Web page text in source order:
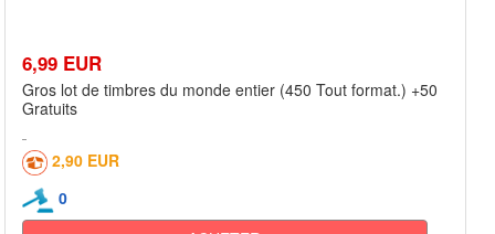
6,99 EUR
Gros lot de timbres du monde entier (450 Tout format.) +50
Gratuits
2,90 EUR
0